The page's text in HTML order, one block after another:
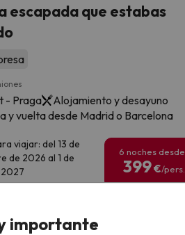
escapada que estabas
- Praga
Alojamiento y desayuno
y vuelta desde Madrid o Barcelona
viajar: del 13 de
de 2026 al 1 de
6 noches desde
399€/pers.
importante